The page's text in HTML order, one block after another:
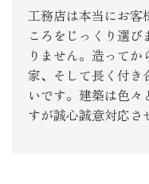
工務店は本当にお客
ころをじっくり選
りません。造って
家、そして長く付き
いです。建築は色々
すが誠心誠意対応さ